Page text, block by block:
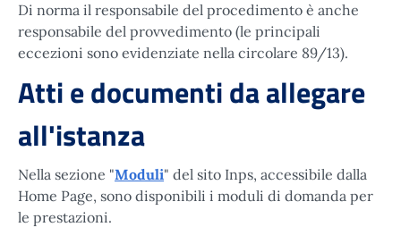
Di norma il responsabile del procedimento è anche
responsabile del provvedimento (le principali
eccezioni sono evidenziate nella circolare 89/13).
Atti e documenti da allegare
all'istanza
Nella sezione "Moduli" del sito Inps, accessibile dalla
Home Page, sono disponibili i moduli di domanda per
le prestazioni.